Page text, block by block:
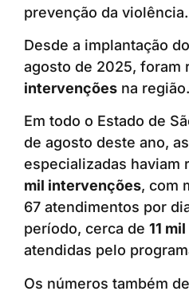
prevenção da violência.
Desde a implantação
agosto de 2025, foram
intervenções na região.
Em todo o Estado de
de agosto deste ano,
especializadas haviam
mil intervenções, com
67 atendimentos por
período, cerca de 11
atendidas pelo
Os números também